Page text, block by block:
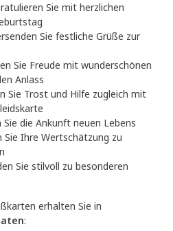
Sie mit herzlichen
Sie festliche Grüße zur
Sie Freude mit wunderschönen
Anlass
Sie Trost und Hilfe zugleich mit
Sie die Ankunft neuen Lebens
Sie Ihre Wertschätzung zu
Sie stilvoll zu besonderen
erhalten Sie in
: